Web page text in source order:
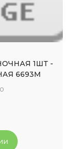
1ШТ -
6693М
0